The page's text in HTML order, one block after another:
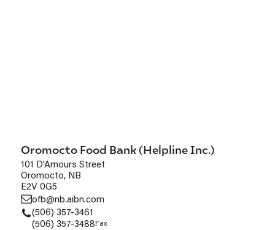
Oromocto Food Bank (Helpline Inc.)
101 D'Amours Street
Oromocto, NB
E2V 0G5
ofb@nb.aibn.com
(506) 357-3461
(506) 357-3488Fax